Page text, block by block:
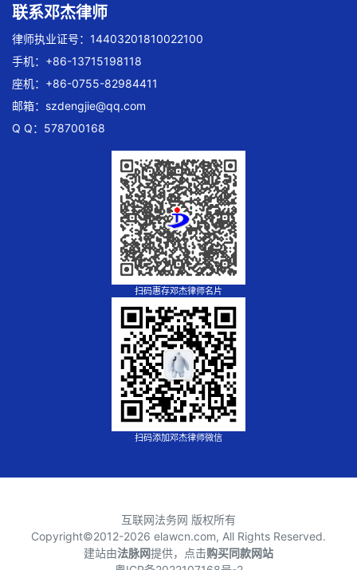
联系邓杰律师
律师执业证号：14403201810022100
手机：+86-13715198118
座机：+86-0755-82984411
邮箱： szdengjie@qq.com
Q Q：578700168
扫码惠存邓杰律师名片
扫码添加邓杰律师微信
互联网法务网 版权所有
Copyright©2012-2026 elawcn.com, All Rights Reserved.
建站由法脉网提供，点击购买同款网站